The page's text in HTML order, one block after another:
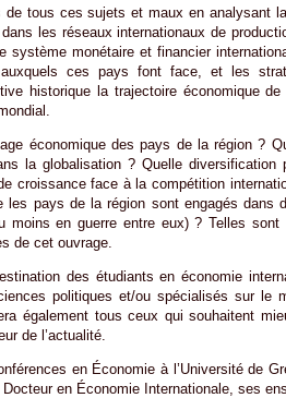
de tous ces sujets et maux en analysant
les réseaux internationaux de
système monétaire et financier
ces pays font face, et les
historique la trajectoire économique
économique des pays de la région ?
la globalisation ? Quelle diversification
croissance face à la compétition
les pays de la région sont engagés
moins en guerre entre eux) ? Telles sont
de cet ouvrage.
des étudiants en économie
politiques et/ou spécialisés sur le
également tous ceux qui souhaitent
de l’actualité.
en Économie à l’Université de
en Économie Internationale, ses